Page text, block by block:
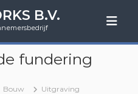
B.V.
fundering
Bouw
Uitgraving